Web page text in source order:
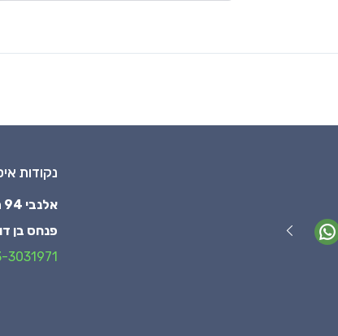
נקודות
אלנבי 94 תל אביב
פנחס בן דוד 1,
3031971